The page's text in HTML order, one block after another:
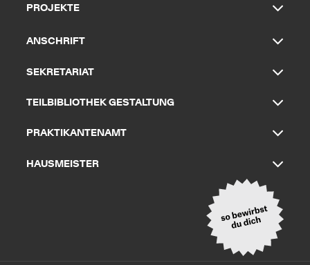
PROJEKTE
ANSCHRIFT
SEKRETARIAT
TEILBIBLIOTHEK GESTALTUNG
PRAKTIKANTENAMT
HAUSMEISTER